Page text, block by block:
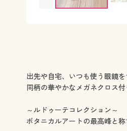
出先や自宅、いつも使う眼鏡
同柄の華やかなメガネクロス付
～ルドゥーテコレクション～
ボタニカルアートの最高峰と